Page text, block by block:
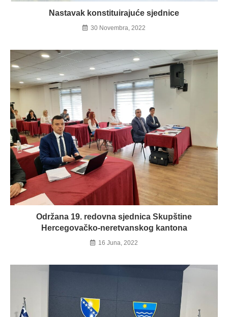
Nastavak konstituirajuće sjednice
30 Novembra, 2022
Održana 19. redovna sjednica Skupštine
Hercegovačko-neretvanskog kantona
16 Juna, 2022